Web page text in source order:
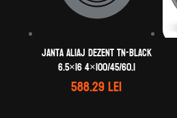
Janta aliaj DEZENT TN-black
6.5×16 4×100/45/60.1
588.29lei